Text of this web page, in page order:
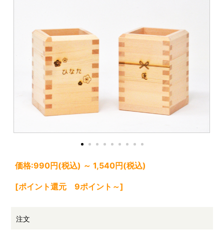
価格:990円(税込) ～ 1,540円(税込)
[ポイント還元 9ポイント～]
注文